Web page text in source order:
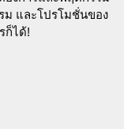
ม และโปรโมชั่นของ
ก็ได้!